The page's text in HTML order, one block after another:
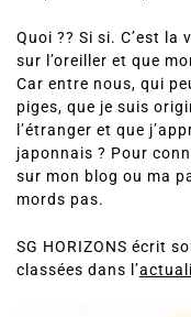
Quoi ?? Si si. C’est
sur l’oreiller et que
Car entre nous, qui
piges, que je suis
l’étranger et que
japonnais ? Pour
sur mon blog ou ma
mords pas.
SG HORIZONS écrit
classées dans l’